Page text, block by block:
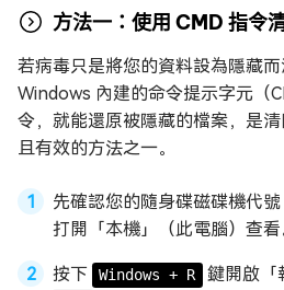
方法一：使用 CMD 指令
若病毒只是將您的資料設為隱藏
Windows 內建的命令提示字元（
令，就能還原被隱藏的檔案，是
且有效的方法之一。
先確認您的隨身碟磁碟機代
打開「本機」（此電腦）查看
按下 Windows + R 鍵開啟「